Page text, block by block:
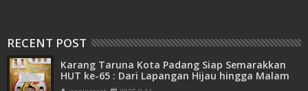
RECENT POST
Karang Taruna Kota Padang Siap Semarakkan
HUT ke-65 : Dari Lapangan Hijau hingga Malam
Kebersamaan